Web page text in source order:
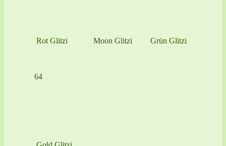
Rot Glitzi Moon Glitzi Grün Glitzi
64